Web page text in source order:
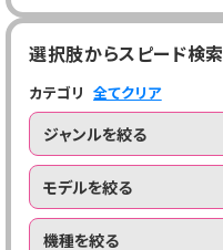
選択肢からスピード検索
カテゴリ 全てクリア